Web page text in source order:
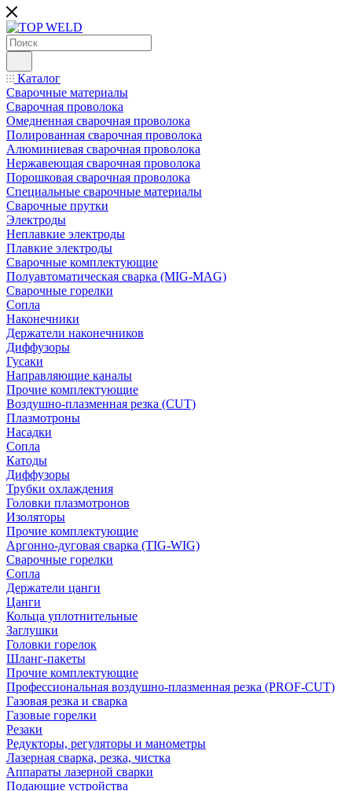
Каталог
Сварочные материалы
Сварочная проволока
Омедненная сварочная проволока
Полированная сварочная проволока
Алюминиевая сварочная проволока
Нержавеющая сварочная проволока
Порошковая сварочная проволока
Специальные сварочные материалы
Сварочные прутки
Электроды
Неплавкие электроды
Плавкие электроды
Сварочные комплектующие
Полуавтоматическая сварка (MIG-MAG)
Сварочные горелки
Сопла
Наконечники
Держатели наконечников
Диффузоры
Гусаки
Направляющие каналы
Прочие комплектующие
Воздушно-плазменная резка (CUT)
Плазмотроны
Насадки
Сопла
Катоды
Диффузоры
Трубки охлаждения
Головки плазмотронов
Изоляторы
Прочие комплектующие
Аргонно-дуговая сварка (TIG-WIG)
Сварочные горелки
Сопла
Держатели цанги
Цанги
Кольца уплотнительные
Заглушки
Головки горелок
Шланг-пакеты
Прочие комплектующие
Профессиональная воздушно-плазменная резка (PROF-CUT)
Газовая резка и сварка
Газовые горелки
Резаки
Редукторы, регуляторы и манометры
Лазерная сварка, резка, чистка
Аппараты лазерной сварки
Подающие устройства